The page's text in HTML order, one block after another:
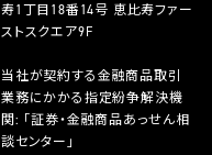
寿1丁目18番14号 恵比寿ファー
ストスクエア9F
当社が契約する金融商品取引
業務にかかる指定紛争解決機
関: 「証券・金融商品あっせん相
談センター」